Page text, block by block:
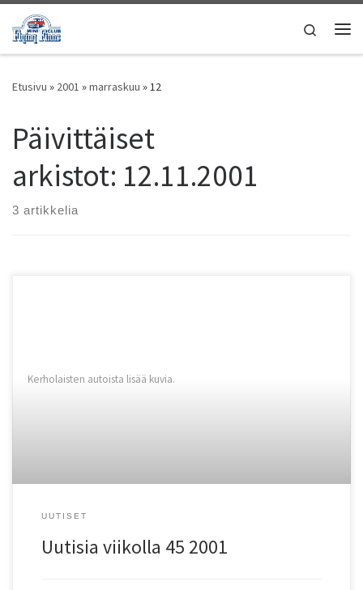
Skip to content
Search
Etusivu » 2001 »marraskuu »12
Päivittäiset
arkistot: 12.11.2001
3 artikkelia
Kerholaisten autoista lisää kuvia.
UUTISET
Uutisia viikolla 45 2001